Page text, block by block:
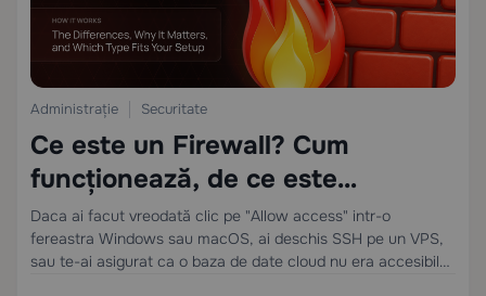
Administrație Securitate
Ce este un Firewall? Cum
funcționează, de ce este
important și ce tip se potrivește
configurației tale
Daca ai facut vreodată clic pe "Allow access" intr-o
fereastra Windows sau macOS, ai deschis SSH pe un VPS,
sau te-ai asigurat ca o baza de date cloud nu era accesibila